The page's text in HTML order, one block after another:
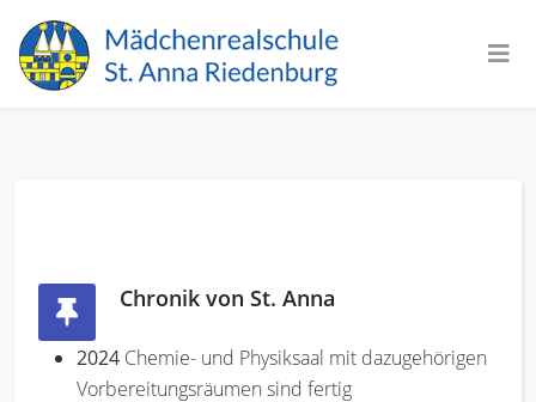
Chronik von St. Anna
2024 Chemie- und Physiksaal mit dazugehörigen
Vorbereitungsräumen sind fertig